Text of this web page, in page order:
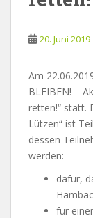
20. Juni 2019
Am
BLEIBEN! –
retten!“ statt.
Lützen“ ist
dessen
werden:
dafür,
für